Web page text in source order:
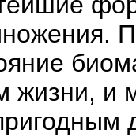
жизни, и